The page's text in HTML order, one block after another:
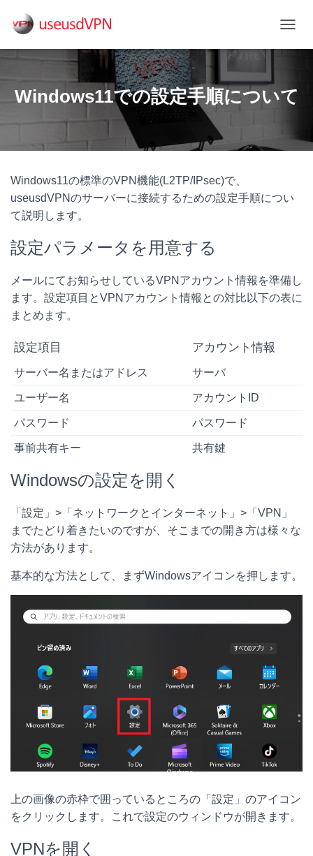
ビ
シ
ョ
切
Windows11での設定手順について
Windows11の標準のVPN機能(L2TP/IPsec)で、
useusdVPNのサーバーに接続するための設定手順につい
て説明します。
設定パラメータを用意する
メールにてお知らせしているVPNアカウント情報を準備し
ます。設定項目とVPNアカウント情報との対比以下の表に
まとめます。
設定項目 アカウント情報
サーバー名またはアドレス サーバ
ユーザー名 アカウントID
パスワード パスワード
事前共有キー 共有鍵
Windowsの設定を開く
「設定」>「ネットワークとインターネット」>「VPN」
までたどり着きたいのですが、そこまでの開き方は様々な
方法があります。
基本的な方法として、まずWindowsアイコンを押します。
上の画像の赤枠で囲っているところの「設定」のアイコン
をクリックします。これで設定のウィンドウが開きます。
VPNを開く